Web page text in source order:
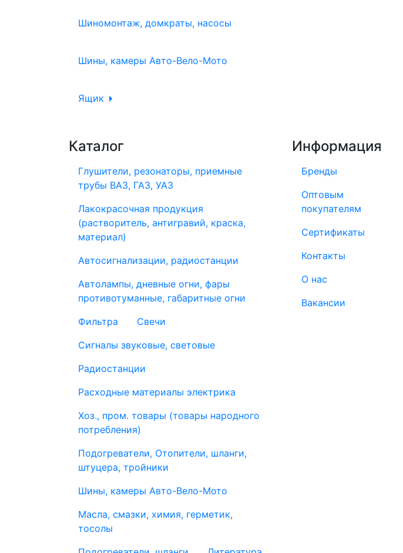
Шиномонтаж, домкраты, насосы
Шины, камеры Авто-Вело-Мото
Ящик
Каталог
Глушители, резонаторы, приемные
трубы ВАЗ, ГАЗ, УАЗ
Лакокрасочная продукция
(растворитель, антигравий, краска,
материал)
Автосигнализации, радиостанции
Автолампы, дневные огни, фары
противотуманные, габаритные огни
Фильтра
Свечи
Сигналы звуковые, световые
Радиостанции
Расходные материалы электрика
Хоз., пром. товары (товары народного
потребления)
Подогреватели, Отопители, шланги,
штуцера, тройники
Шины, камеры Авто-Вело-Мото
Масла, смазки, химия, герметик,
тосолы
Информация
Бренды
Оптовым
покупателям
Сертификаты
Контакты
О нас
Вакансии